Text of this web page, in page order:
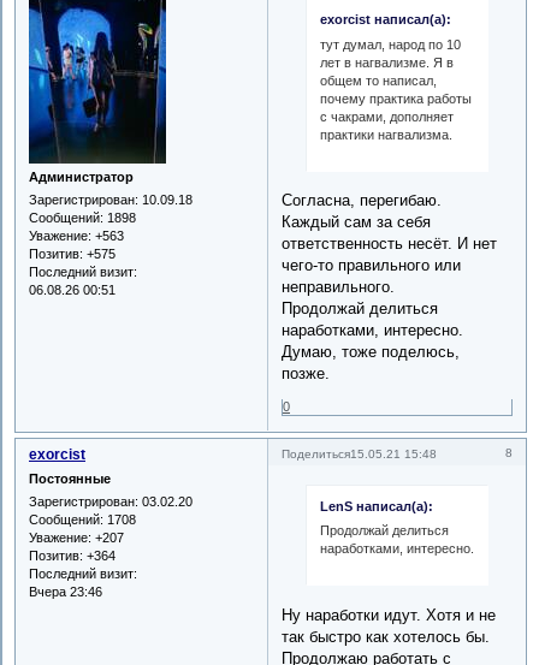
Администратор
Зарегистрирован: 10.09.18
Сообщений: 1898
Уважение: +563
Позитив: +575
Последний визит:
06.08.26 00:51
exorcist написал(а):
тут думал, народ по 10
лет в нагвализме. Я в
общем то написал,
почему практика работы
с чакрами, дополняет
практики нагвализма.
Согласна, перегибаю.
Каждый сам за себя
ответственность несёт. И нет
чего-то правильного или
неправильного.
Продолжай делиться
наработками, интересно.
Думаю, тоже поделюсь,
позже.
0
Поделиться 8
15.05.21 15:48
exorcist
Постоянные
Зарегистрирован: 03.02.20
Сообщений: 1708
Уважение: +207
Позитив: +364
Последний визит:
Вчера 23:46
LenS написал(а):
Продолжай делиться
наработками, интересно.
Ну наработки идут. Хотя и не
так быстро как хотелось бы.
Продолжаю работать с